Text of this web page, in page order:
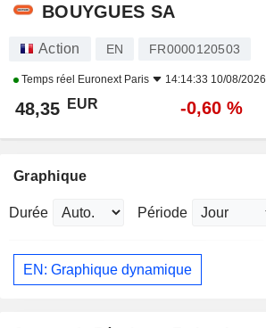
BOUYGUES SA
Action EN FR0000120503
Temps réel Euronext Paris 14:14:33 10/08/2026
48,35 EUR -0,60 %
Graphique
Durée Période
EN: Graphique dynamique